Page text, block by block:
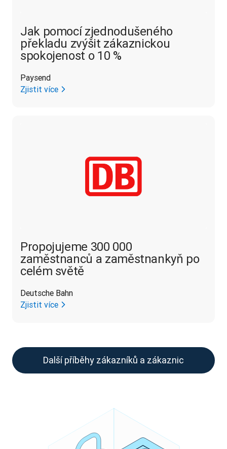
Jak pomocí zjednodušeného
překladu zvýšit zákaznickou
spokojenost o 10 %
Paysend
Zjistit více
Propojujeme 300 000
zaměstnanců a zaměstnankyň po
celém světě
Deutsche Bahn
Zjistit více
Další příběhy zákazníků a zákaznic